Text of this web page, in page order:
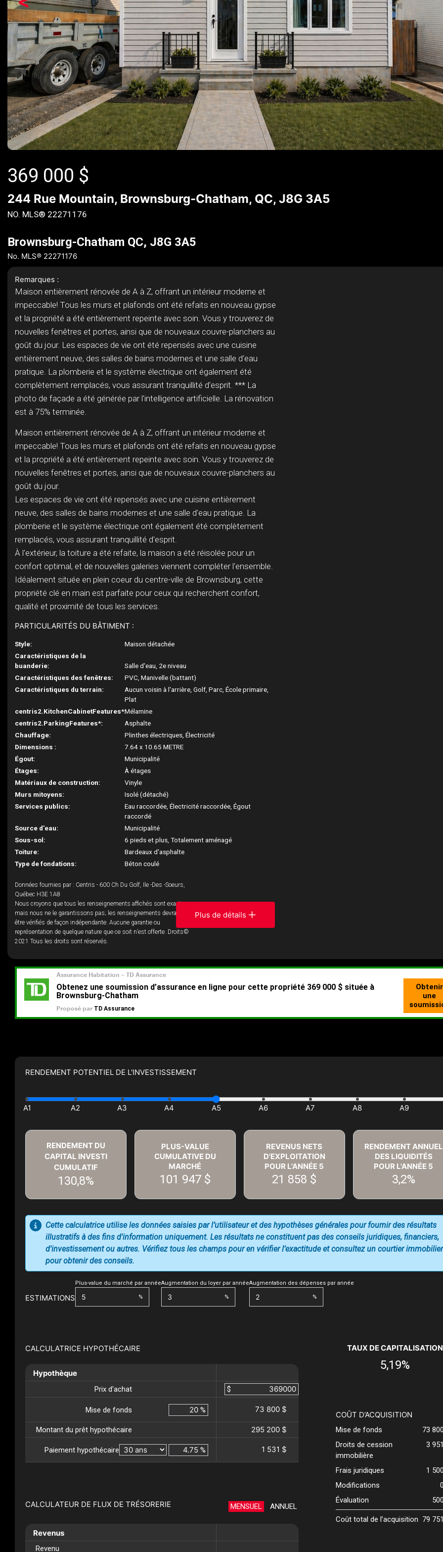
369 000 $
244 Rue Mountain, Brownsburg-Chatham, QC, J8G 3A5
NO. MLS® 22271176
Brownsburg-Chatham QC, J8G 3A5
No. MLS® 22271176
Remarques :
Maison entièrement rénovée de A à Z, offrant un intérieur moderne et
impeccable! Tous les murs et plafonds ont été refaits en nouveau gypse
et la propriété a été entièrement repeinte avec soin. Vous y trouverez de
nouvelles fenêtres et portes, ainsi que de nouveaux couvre-planchers au
goût du jour. Les espaces de vie ont été repensés avec une cuisine
entièrement neuve, des salles de bains modernes et une salle d'eau
pratique. La plomberie et le système électrique ont également été
complètement remplacés, vous assurant tranquillité d'esprit. *** La
photo de façade a été générée par l'intelligence artificielle. La rénovation
est à 75% terminée.
Maison entièrement rénovée de A à Z, offrant un intérieur moderne et
impeccable! Tous les murs et plafonds ont été refaits en nouveau gypse
et la propriété a été entièrement repeinte avec soin. Vous y trouverez de
nouvelles fenêtres et portes, ainsi que de nouveaux couvre-planchers au
goût du jour.
Les espaces de vie ont été repensés avec une cuisine entièrement
neuve, des salles de bains modernes et une salle d'eau pratique. La
plomberie et le système électrique ont également été complètement
remplacés, vous assurant tranquillité d'esprit.
À l'extérieur, la toiture a été refaite, la maison a été réisolée pour un
confort optimal, et de nouvelles galeries viennent compléter l'ensemble.
Idéalement située en plein coeur du centre-ville de Brownsburg, cette
propriété clé en main est parfaite pour ceux qui recherchent confort,
qualité et proximité de tous les services.
PARTICULARITÉS DU BÂTIMENT :
Style:
Maison détachée
Caractéristiques de la
buanderie:
Salle d'eau, 2e niveau
Caractéristiques des fenêtres:
PVC, Manivelle (battant)
Caractéristiques du terrain:
Aucun voisin à l'arrière, Golf, Parc, École primaire,
Plat
centris2.KitchenCabinetFeatures*:Mélamine
centris2.ParkingFeatures*:
Asphalte
Chauffage:
Plinthes électriques, Électricité
Dimensions :
7.64 x 10.65 METRE
Égout:
Municipalité
Étages:
À étages
Matériaux de construction:
Vinyle
Murs mitoyens:
Isolé (détaché)
Services publics:
Eau raccordée, Électricité raccordée, Égout
raccordé
Source d'eau:
Municipalité
Sous-sol:
6 pieds et plus, Totalement aménagé
Toiture:
Bardeaux d'asphalte
Type de fondations:
Béton coulé
Données fournies par : Centris - 600 Ch Du Golf, Ile -Des -Soeurs,
Québec H3E 1A8
Nous croyons que tous les renseignements affichés sont exacts,
mais nous ne le garantissons pas; les renseignements devraient
être vérifiés de façon indépendante. Aucune garantie ou
représentation de quelque nature que ce soit n’est offerte. Droits©
2021 Tous les droits sont réservés.
Plus de détails
RENDEMENT POTENTIEL DE L'INVESTISSEMENT
RENDEMENT DU
CAPITAL INVESTI
CUMULATIF
130,8%
PLUS-VALUE
CUMULATIVE DU
MARCHÉ
101 947 $
REVENUS NETS
D'EXPLOITATION
POUR L'ANNÉE 5
21 858 $
RENDEMENT ANNUEL
DES LIQUIDITÉS
POUR L'ANNÉE 5
3,2%
ESTIMATIONS
Plus-value du marché par année
%
Augmentation du loyer par année
%
Augmentation des dépenses par année
%
Cette calculatrice utilise les données saisies par l’utilisateur et des hypothèses générales pour fournir des résultats
illustratifs à des fins d'information uniquement. Les résultats ne constituent pas des conseils juridiques, financiers,
d'investissement ou autres. Vérifiez tous les champs pour en vérifier l’exactitude et consultez un courtier immobilier
pour obtenir des conseils.
CALCULATRICE HYPOTHÉCAIRE
Hypothèque
Prix d'achat $
Mise de fonds % 73 800 $
Montant du prêt hypothécaire 295 200 $
Paiement hypothécaire % 1 531 $
CALCULATEUR DE FLUX DE TRÉSORERIE MENSUEL ANNUEL
Revenus
Revenu
TAUX DE CAPITALISATION
5,19%
COÛT D’ACQUISITION
Mise de fonds
73
Droits de cession
immobilière
3
Frais juridiques
1
Modifications
Évaluation
Coût total de l’acquisition 79